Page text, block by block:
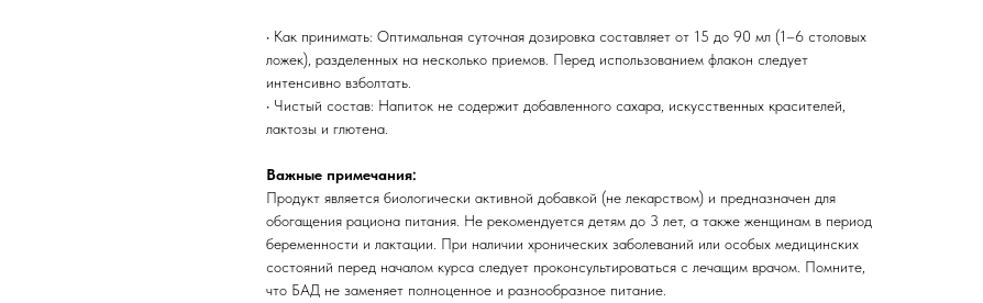
• Как принимать: Оптимальная суточная дозировка составляет от 15 до 90 мл (1–6 столовых
ложек), разделенных на несколько приемов. Перед использованием флакон следует
интенсивно взболтать.
• Чистый состав: Напиток не содержит добавленного сахара, искусственных красителей,
лактозы и глютена.
Важные примечания:
Продукт является биологически активной добавкой (не лекарством) и предназначен для
обогащения рациона питания. Не рекомендуется детям до 3 лет, а также женщинам в период
беременности и лактации. При наличии хронических заболеваний или особых медицинских
состояний перед началом курса следует проконсультироваться с лечащим врачом. Помните,
что БАД не заменяет полноценное и разнообразное питание.